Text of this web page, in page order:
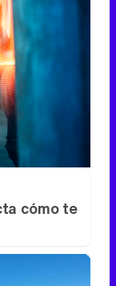
cómo te